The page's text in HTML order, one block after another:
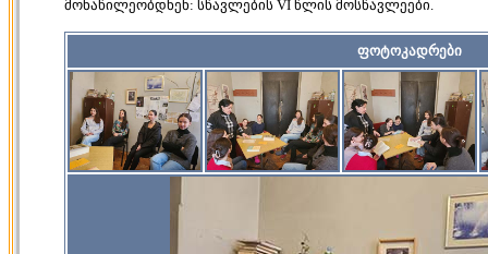
მონაწილეობდნენ: სწავლების VI წლის მოსწავლეები.
ფოტოკადრები